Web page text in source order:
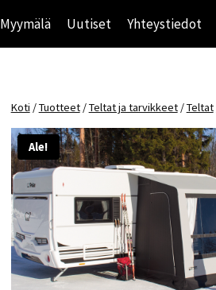
Myymälä Uutiset Yhteystiedot
Koti /Tuotteet /Teltat ja tarvikkeet /Teltat
Ale!